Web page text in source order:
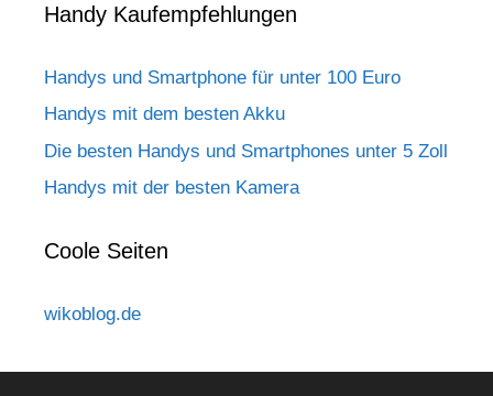
Handy Kaufempfehlungen
Handys und Smartphone für unter 100 Euro
Handys mit dem besten Akku
Die besten Handys und Smartphones unter 5 Zoll
Handys mit der besten Kamera
Coole Seiten
wikoblog.de